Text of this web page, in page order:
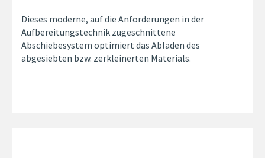
Dieses moderne, auf die Anforderungen in der
Aufbereitungstechnik zugeschnittene
Abschiebesystem optimiert das Abladen des
abgesiebten bzw. zerkleinerten Materials.